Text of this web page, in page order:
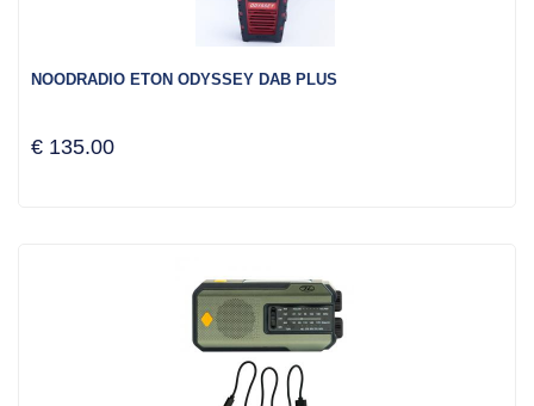
NOODRADIO ETON ODYSSEY DAB PLUS
€ 135.00